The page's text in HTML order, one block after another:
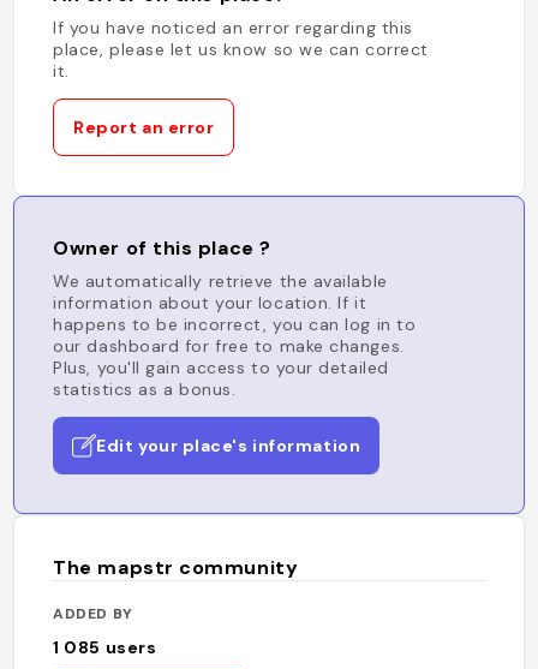
If you have noticed an error regarding this
place, please let us know so we can correct
it.
Report an error
Owner of this place ?
We automatically retrieve the available
information about your location. If it
happens to be incorrect, you can log in to
our dashboard for free to make changes.
Plus, you'll gain access to your detailed
statistics as a bonus.
Edit your place's information
The mapstr community
ADDED BY
1 085 users